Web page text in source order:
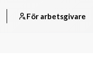
För arbetsgivare